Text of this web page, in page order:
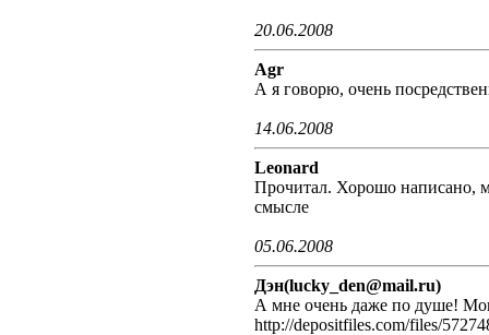
20.06.2008
Agr
А я говорю, очень
14.06.2008
Leonard
Прочитал. Хорошо написано,
смысле
05.06.2008
Дэн(lucky_den@mail.ru)
А мне очень даже по душе!
http://depositfiles.com/files/